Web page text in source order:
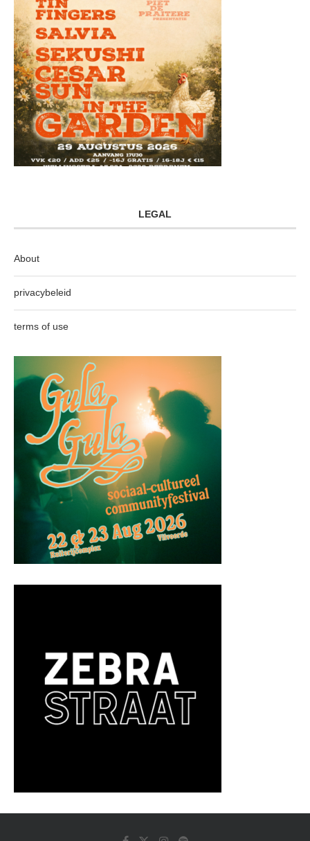
LEGAL
About
privacybeleid
terms of use